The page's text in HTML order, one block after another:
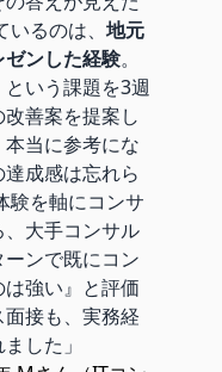
るのは、 地元
ンした経験。
という課題を3週
善案を提案し
当に参考にな
成感は忘れら
験を軸にコンサ
大手コンサル
ンで既にコン
強い』と評価
接も、実務経
した」